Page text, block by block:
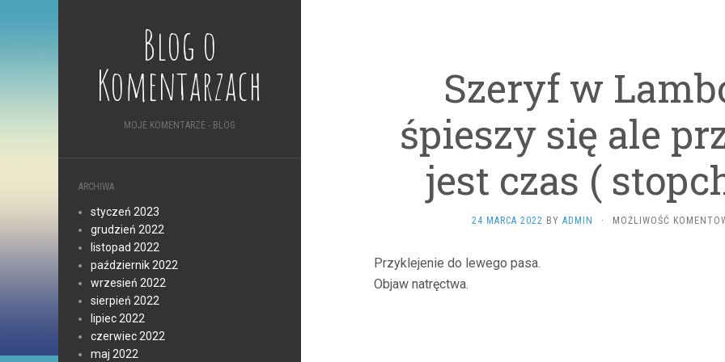
Blog o
Komentarzach
MOJE KOMENTARZE - BLOG
ARCHIWA
styczeń 2023
grudzień 2022
listopad 2022
październik 2022
wrzesień 2022
sierpień 2022
lipiec 2022
czerwiec 2022
maj 2022
Szeryf w
śpieszy się ale
jest czas (
24 MARCA 2022 BY ADMIN · MOŻLIWOŚĆ
Przyklejenie do lewego pasa.
Objaw natręctwa.